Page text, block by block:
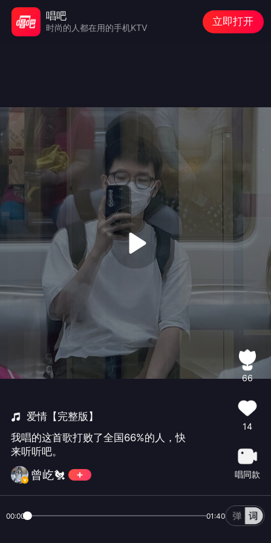
爱情【完整版】
我唱的这首歌打败了全国66%的人，快
来听听吧。
曾屹🐔
66
14
唱同款
00:00 01:40
唱吧
时尚的人都在用的手机KTV
立即打开